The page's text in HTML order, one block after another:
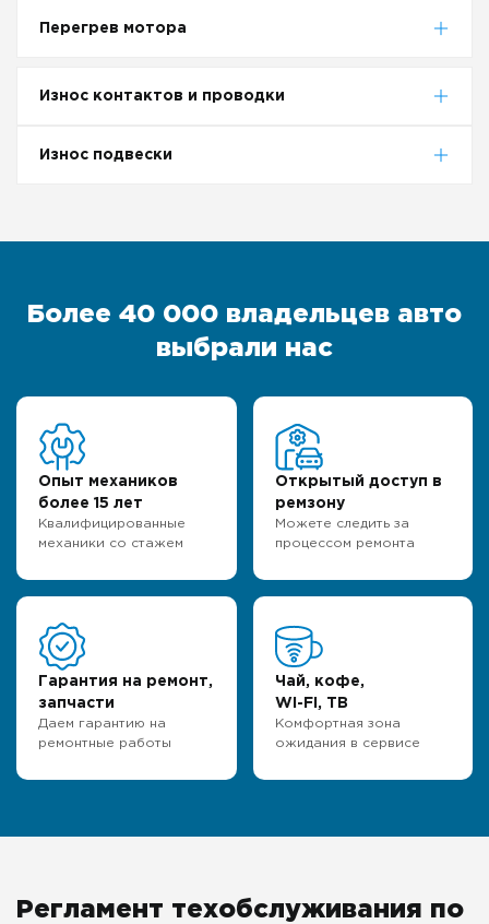
Перегрев мотора
Износ контактов и проводки
Износ подвески
Более 40 000 владельцев авто
выбрали нас
Опыт механиков
более 15 лет
Квалифицированные
механики со стажем
Открытый доступ в
ремзону
Можете следить за
процессом ремонта
Гарантия на ремонт,
запчасти
Даем гарантию на
ремонтные работы
Чай, кофе,
WI-FI, ТВ
Комфортная зона
ожидания в сервисе
Регламент техобслуживания по